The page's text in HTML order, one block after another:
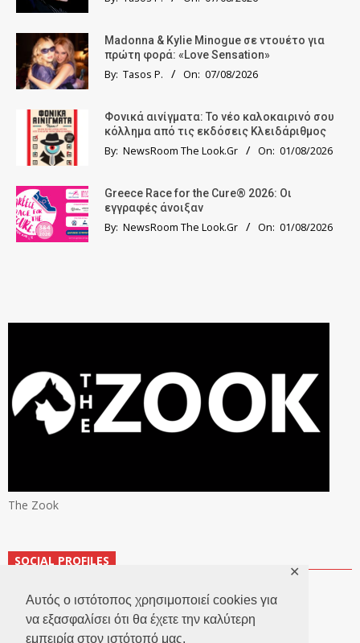
Αυτός ο ιστότοπος χρησιμοποιεί cookies για
να εξασφαλίσει ότι θα έχετε την καλύτερη
εμπειρία στον ιστότοπό μας.
✕
Madonna & Kylie Minogue σε ντουέτο για
πρώτη φορά: «Love Sensation»
By: Tasos P. On: 07/08/2026
Φονικά αινίγματα: Το νέο καλοκαιρινό σου
κόλλημα από τις εκδόσεις Κλειδάριθμος
By: NewsRoom The Look.Gr On: 01/08/2026
Greece Race for the Cure® 2026: Οι
εγγραφές άνοιξαν
By: NewsRoom The Look.Gr On: 01/08/2026
The Zook
SOCIAL PROFILES